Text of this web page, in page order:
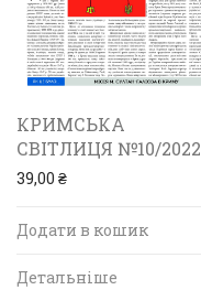
КРИМСЬКА
СВІТЛИЦЯ №10/2022
39,00 ₴
Додати в кошик
Детальніше